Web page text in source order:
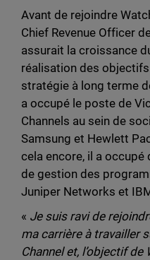
Avant de rejoindre
Chief Revenue Officer
assurait la croissance
réalisation des
stratégie à long terme
a occupé le poste de
Channels au sein de
Samsung et Hewlett
cela encore, il a
de gestion des
Juniper Networks et
« Je suis ravi de
ma carrière à travailler
Channel et, l’objectif